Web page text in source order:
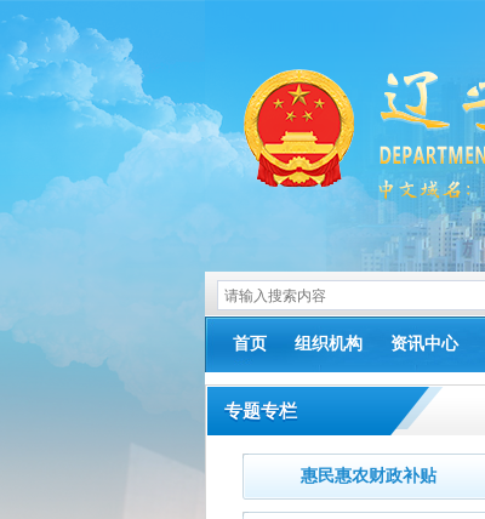
首页 组织机构 资讯中心
专题专栏
惠民惠农财政补贴